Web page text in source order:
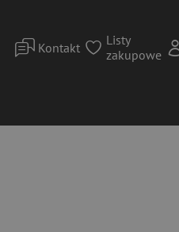
Kontakt
Listy
zakupowe